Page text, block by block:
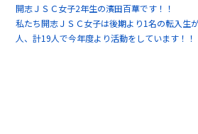
開志ＪＳＣ女子2年生の濱田百華です！！
私たち開志ＪＳＣ女子は後期より1名の転入生
人、計19人で今年度より活動をしています！！